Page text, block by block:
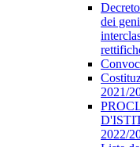
dei
2021/
2022/